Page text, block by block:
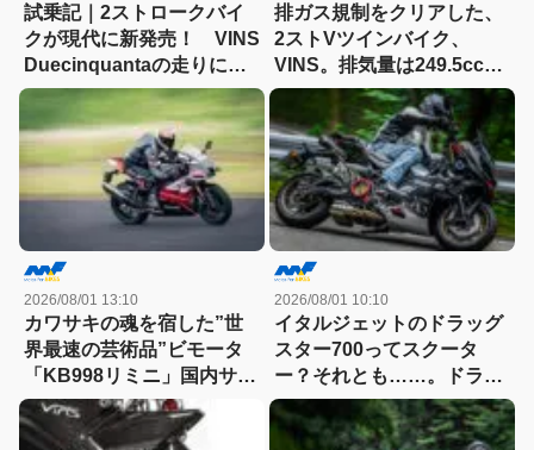
試乗記｜2ストロークバイ
クが現代に新発売！ VINS
Duecinquantaの走りに大
感動
排ガス規制をクリアした、
2ストVツインバイク、
VINS。排気量は249.5cc、
83HPを絞り出す。そのエ
ンジンの技術とは
2026/08/01 13:10
カワサキの魂を宿した”世
界最速の芸術品”ビモータ
「KB998リミニ」国内サー
キット試乗記
2026/08/01 10:10
イタルジェットのドラッグ
スター700ってスクータ
ー？それとも……。ドラッ
グスター700ツイン・リミ
テッドエディション試乗記